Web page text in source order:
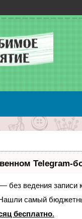
Telegram-
без ведения
Нашли самый
бесплатно.